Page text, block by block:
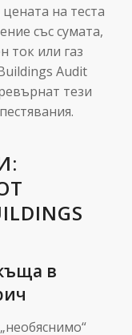
на теста
със сумата,
ток или газ
Audit
тези
в